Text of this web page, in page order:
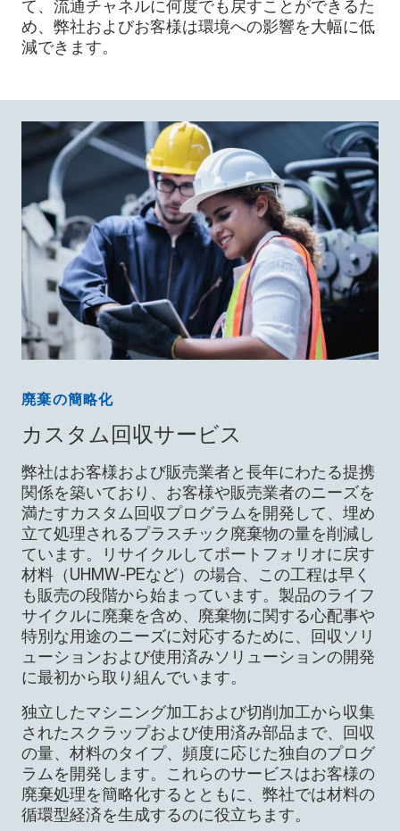
て、流通チャネルに何度でも戻すことができるた
め、弊社およびお客様は環境への影響を大幅に低
減できます。
廃棄の簡略化
カスタム回収サービス
弊社はお客様および販売業者と長年にわたる提携
関係を築いており、お客様や販売業者のニーズを
満たすカスタム回収プログラムを開発して、埋め
立て処理されるプラスチック廃棄物の量を削減し
ています。リサイクルしてポートフォリオに戻す
材料（UHMW-PEなど）の場合、この工程は早く
も販売の段階から始まっています。製品のライフ
サイクルに廃棄を含め、廃棄物に関する心配事や
特別な用途のニーズに対応するために、回収ソリ
ューションおよび使用済みソリューションの開発
に最初から取り組んでいます。
独立したマシニング加工および切削加工から収集
されたスクラップおよび使用済み部品まで、回収
の量、材料のタイプ、頻度に応じた独自のプログ
ラムを開発します。これらのサービスはお客様の
廃棄処理を簡略化するとともに、弊社では材料の
循環型経済を生成するのに役立ちます。